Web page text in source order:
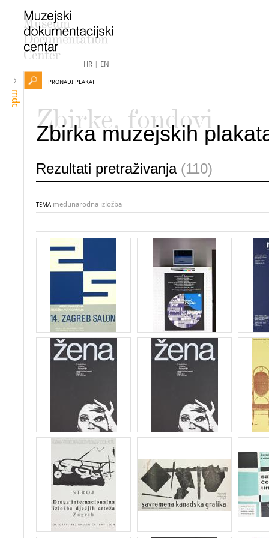
HR| EN
mdc
PRONAĐI PLAKAT
Zbirke, fondovi
Zbirka muzejskih
Rezultati pretraživanja (110)
TEMA međunarodna izložba